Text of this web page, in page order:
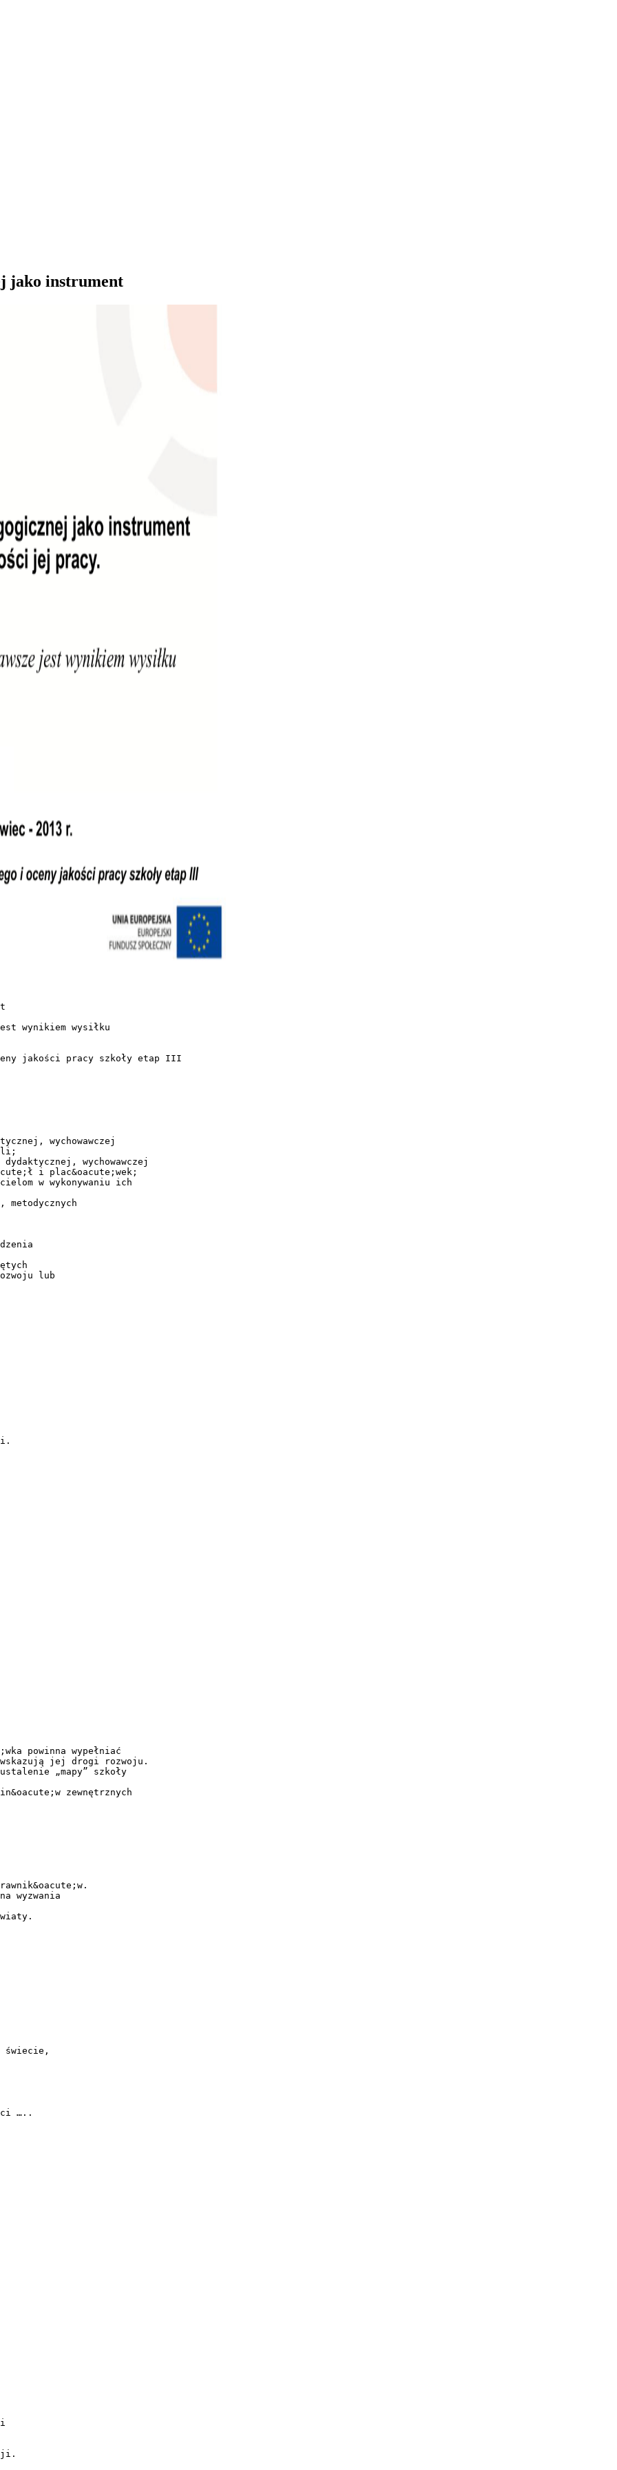
jako instrument
Plac&oacute;wka jest pozytywnie postrzegana w środowisku lokalnym. • Realizowane przez plac&oacute